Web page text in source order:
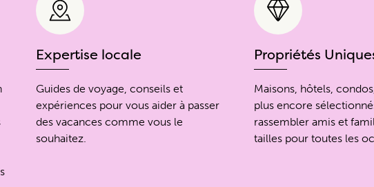
Expertise locale
Guides de voyage, conseils et
expériences pour vous aider à passer
des vacances comme vous le
souhaitez.
Propriétés
Maisons, hôtels,
plus encore
rassembler amis et
tailles pour toutes les